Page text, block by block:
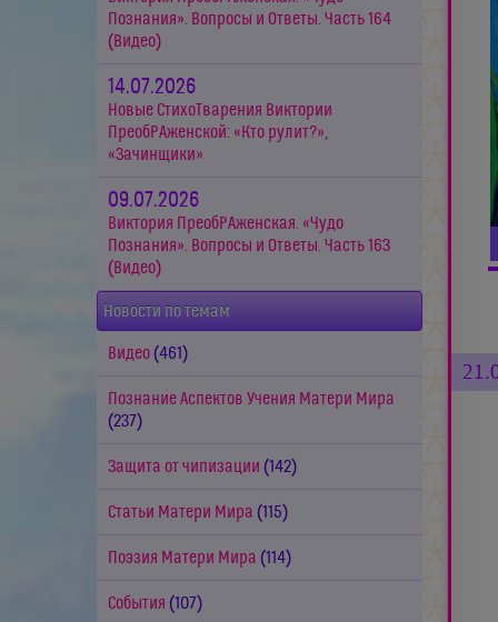
Познания». Вопросы и Ответы. Часть 164
(Видео)
14.07.2026
Новые СтихоТварения Виктории
ПреобРАженской: «Кто рулит?»,
«Зачинщики»
09.07.2026
Виктория ПреобРАженская. «Чудо
Познания». Вопросы и Ответы. Часть 163
(Видео)
Новости по темам
Видео (461)
Познание Аспектов Учения Матери Мира
(237)
Защита от чипизации (142)
Статьи Матери Мира (115)
Поэзия Матери Мира (114)
События (107)